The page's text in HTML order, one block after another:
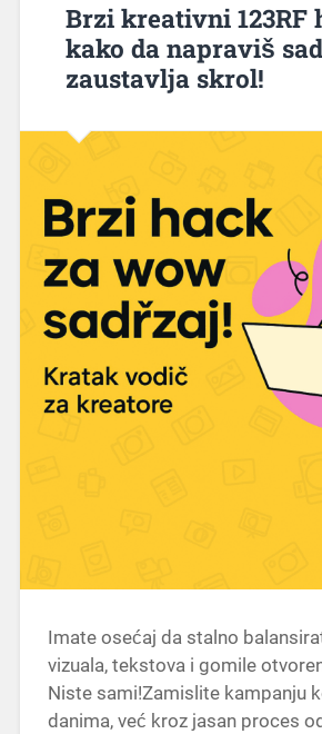
Brzi kreativni 123RF
kako da napraviš
zaustavlja skrol!
Imate osećaj da stalno
vizuala, tekstova i gomile
Niste sami!Zamislite kampanju
danima, već kroz jasan proces